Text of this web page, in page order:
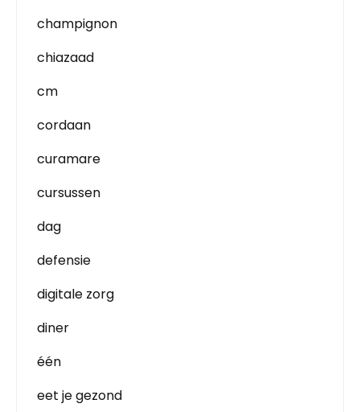
champignon
chiazaad
cm
cordaan
curamare
cursussen
dag
defensie
digitale zorg
diner
één
eet je gezond